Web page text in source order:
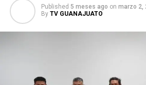
Published 5 meses ago on marzo 2,
By TV GUANAJUATO